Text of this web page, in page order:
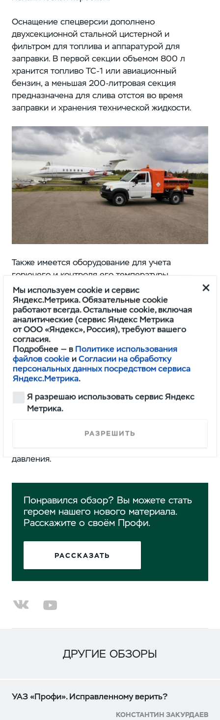
Оснащение спецверсии дополнено
двухсекционной стальной цистерной и
фильтром для топлива и аппаратурой для
заправки. В первой секции объемом 800 л
хранится топливо ТС-1 или авиационный
бензин, а меньшая 200-литровая секция
предназначена для слива отстоя во время
заправки и хранения технической жидкости.
Также имеется оборудование для учета
горючего и контроля его температуры
и плотности во время хранения, ящики для
запчастей и пеналы для хранения рукавов.
Одобрение типа транспортного средства
(ОТТС), которое позволит продавать такой
"Профи" на российском рынке, будет получено
осенью.
В начале июня Ульяновский автозавод
представил версию грузовичка "Профи"
с оснащением для пожарной службы МЧС
со створками типа "рольставни", крепления для
давления.
Понравился обзор? Вы можете стать
героем нашего нового материала.
Расскажите о своём Профи.
РАССКАЗАТЬ
ДРУГИЕ ОБЗОРЫ
УАЗ «Профи». Исправленному верить?
КОНСТАНТИН ЗАКУРДАЕВ
Мы используем cookie и сервис
Яндекс.Метрика. Обязательные cookie
работают всегда. Остальные cookie, включая
аналитические (сервис Яндекс Метрика
от ООО «Яндекс», Россия), требуют вашего
согласия.
Подробнее — в Политике использования
файлов cookie иСогласии на обработку
персональных данных посредством сервиса
Яндекс.Метрика.
Я разрешаю использовать сервис Яндекс
Метрика.
РАЗРЕШИТЬ